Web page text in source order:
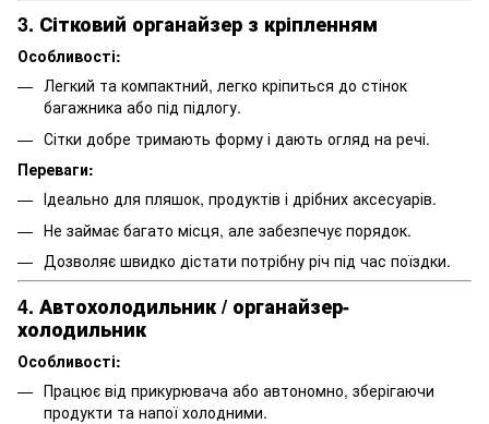
3. Сітковий органайзер з кріпленням
Особливості:
Легкий та компактний, легко кріпиться до стінок
багажника або під підлогу.
Сітки добре тримають форму і дають огляд на речі.
Переваги:
Ідеально для пляшок, продуктів і дрібних аксесуарів.
Не займає багато місця, але забезпечує порядок.
Дозволяє швидко дістати потрібну річ під час поїздки.
4. Автохолодильник / органайзер-
холодильник
Особливості:
Працює від прикурювача або автономно, зберігаючи
продукти та напої холодними.